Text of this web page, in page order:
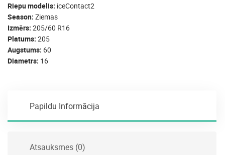
Riepu modelis iceContact2
Season Ziemas
Izmērs 205/60 R16
Platums 205
Augstums 60
Diametrs 16
Papildu Informācija
Atsauksmes (0)